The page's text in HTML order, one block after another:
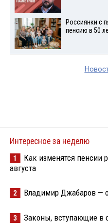
Россиянки с
пенсию в 50
Интересное за неделю
1
Как изменятся пенсии
августа
2 Владимир Джабаров —
3 Законы, вступающие в